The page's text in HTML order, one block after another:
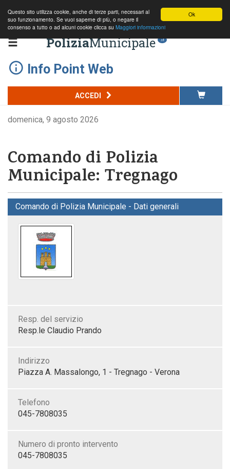
Ok
Questo sito utilizza cookie, anche di terze parti, necessari al
suo funzionamento. Se vuoi saperne di più, o negare il
consenso a tutto o ad alcuni cookie clicca su Maggiori informazioni
PoliziaMunicipale .it
Info Point Web
ACCEDI
domenica, 9 agosto 2026
Comando di Polizia
Municipale: Tregnago
Comando di Polizia Municipale - Dati generali
Resp. del servizio
Resp.le Claudio Prando
Indirizzo
Piazza A. Massalongo, 1 - Tregnago - Verona
Telefono
045-7808035
Numero di pronto intervento
045-7808035